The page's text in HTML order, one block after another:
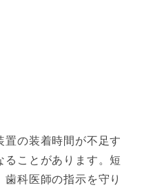
置の装着時間が不足す
ることがあります。短
科医師の指示を守り